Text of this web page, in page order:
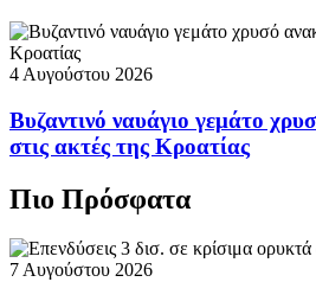
4 Αυγούστου 2026
Βυζαντινό ναυάγιο γεμάτο
στις ακτές της Κροατίας
Πιο Πρόσφατα
7 Αυγούστου 2026